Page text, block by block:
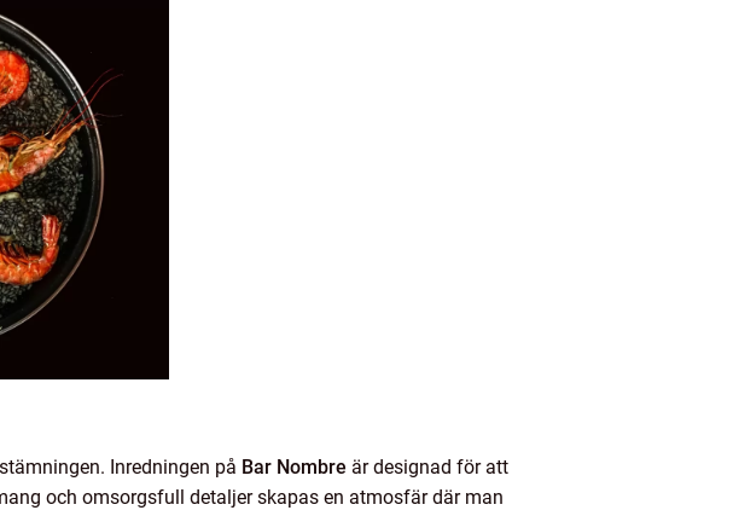
Inredningen på Bar Nombre är designad för att
och omsorgsfull detaljer skapas en atmosfär där man